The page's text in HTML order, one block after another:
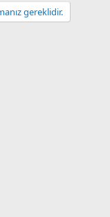
gereklidir.